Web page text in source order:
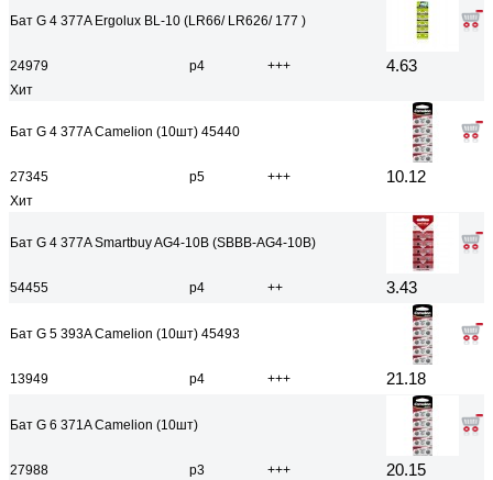
Бат G 4 377A Ergolux BL-10 (LR66/ LR626/ 177 )
24979 р4 +++ 4.63
Хит
Бат G 4 377A Camelion (10шт) 45440
27345 р5 +++ 10.12
Хит
Бат G 4 377A Smartbuy AG4-10B (SBBB-AG4-10B)
54455 р4 ++ 3.43
Бат G 5 393A Camelion (10шт) 45493
13949 р4 +++ 21.18
Бат G 6 371A Camelion (10шт)
27988 р3 +++ 20.15